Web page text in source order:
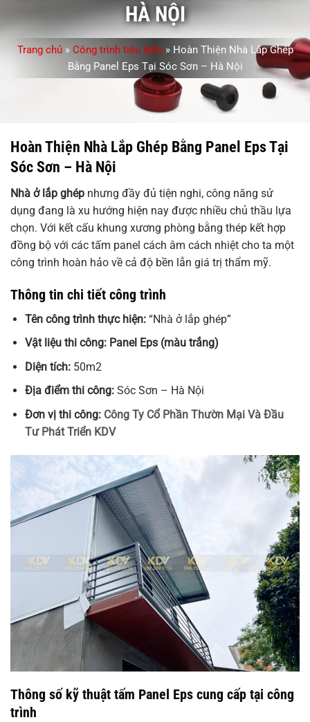
HÀ NỘI
Trang chủ» Công trình tiêu biểu» Hoàn Thiện Nhà Lắp Ghép
Bằng Panel Eps Tại Sóc Sơn – Hà Nội
Hoàn Thiện Nhà Lắp Ghép Bằng Panel Eps Tại
Sóc Sơn – Hà Nội
Nhà ở lắp ghép nhưng đầy đủ tiện nghi, công năng sử
dụng đang là xu hướng hiện nay được nhiều chủ thầu lựa
chọn. Với kết cấu khung xương phòng bằng thép kết hợp
đồng bộ với các tấm panel cách âm cách nhiệt cho ta một
công trình hoàn hảo về cả độ bền lẫn giá trị thẩm mỹ.
Thông tin chi tiết công trình
Tên công trình thực hiện:“Nhà ở lắp ghép”
Vật liệu thi công: Panel Eps (màu trắng)
Diện tích:50m2
Địa điểm thi công:Sóc Sơn – Hà Nội
Đơn vị thi công:Công Ty Cổ Phần Thườn Mại Và Đầu
Tư Phát Triển KDV
Thông số kỹ thuật tấm Panel Eps cung cấp tại công
trình